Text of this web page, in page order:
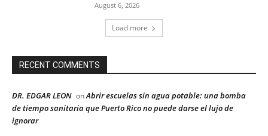
August 6, 2026
Load more
RECENT COMMENTS
DR. EDGAR LEON onAbrir escuelas sin agua potable: una bomba
de tiempo sanitaria que Puerto Rico no puede darse el lujo de
ignorar